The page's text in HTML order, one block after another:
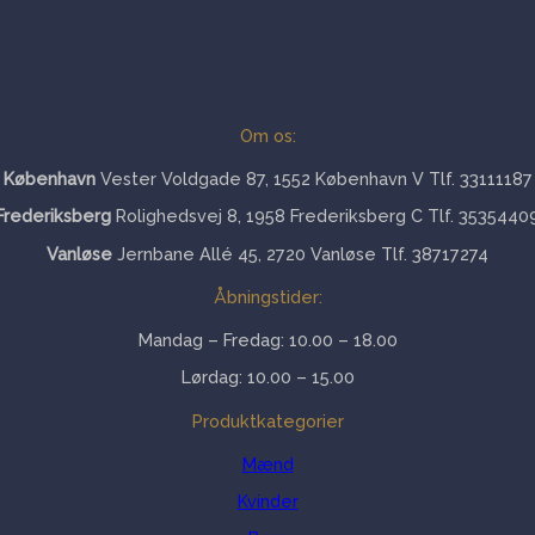
Om os:
KøbenhavnVester Voldgade 87, 1552 København V Tlf. 33111187
Rolighedsvej 8, 1958 Frederiksberg C Tlf.
Vanløse Jernbane Allé 45, 2720 Vanløse Tlf. 38717274
Åbningstider:
Mandag – Fredag: 10.00 – 18.00
Lørdag: 10.00 – 15.00
Produktkategorier
Mænd
Kvinder